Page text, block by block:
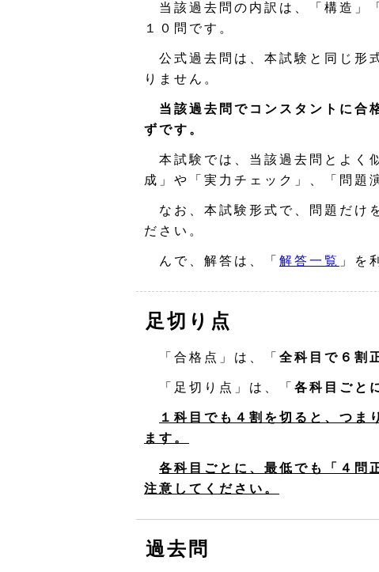
当該過去問の内訳は、「構造」
１０問です。
公式過去問は、本試験と同じ形
りません。
当該過去問でコンスタントに合
ずです。
本試験では、当該過去問とよく
成」や「実力チェック」、「問題
なお、本試験形式で、問題だけ
ださい。
んで、解答は、「 解答一覧 」を
足切り点
「合格点」は、「 全科目で６割
「足切り点」は、「 各科目ごと
１科目でも４割を切ると、つま
ます。
各科目ごとに、最低でも「４問
注意してください。
過去問